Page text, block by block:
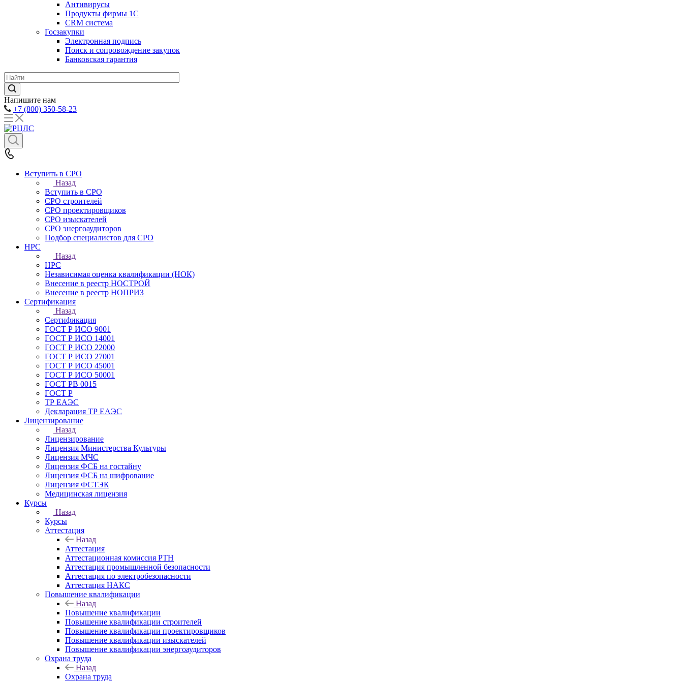
Антивирусы
Продукты фирмы 1C
CRM система
Госзакупки
Электронная подпись
Поиск и сопровождение закупок
Банковская гарантия
Напишите нам
+7 (800) 350-58-23
Вступить в СРО
Назад
Вступить в СРО
СРО строителей
СРО проектировщиков
СРО изыскателей
СРО энергоаудиторов
Подбор специалистов для СРО
НРС
Назад
НРС
Независимая оценка квалификации (НОК)
Внесение в реестр НОСТРОЙ
Внесение в реестр НОПРИЗ
Сертификация
Назад
Сертификация
ГОСТ Р ИСО 9001
ГОСТ Р ИСО 14001
ГОСТ Р ИСО 22000
ГОСТ Р ИСО 27001
ГОСТ Р ИСО 45001
ГОСТ Р ИСО 50001
ГОСТ РВ 0015
ГОСТ Р
ТР ЕАЭС
Декларация ТР ЕАЭС
Лицензирование
Назад
Лицензирование
Лицензия Министерства Культуры
Лицензия МЧС
Лицензия ФСБ на гостайну
Лицензия ФСБ на шифрование
Лицензия ФСТЭК
Медицинская лицензия
Курсы
Назад
Курсы
Аттестация
Назад
Аттестация
Аттестационная комиссия РТН
Аттестация промышленной безопасности
Аттестация по электробезопасности
Аттестация НАКС
Повышение квалификации
Назад
Повышение квалификации
Повышение квалификации строителей
Повышение квалификации проектировщиков
Повышение квалификации изыскателей
Повышение квалификации энергоаудиторов
Охрана труда
Назад
Охрана труда